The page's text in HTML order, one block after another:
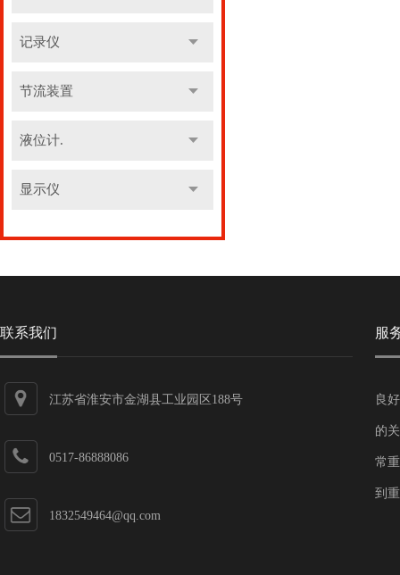
记录仪
节流装置
液位计.
显示仪
联系我们
江苏省淮安市金湖县工业园区188号
0517-86888086
1832549464@qq.com
服
良
的
常
到